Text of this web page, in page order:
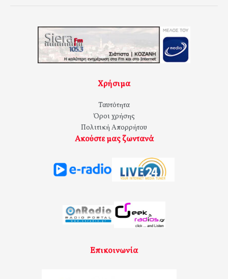
Χρήσιμα
Ταυτότητα
Όροι χρήσης
Πολιτική Απορρήτου
Ακούστε μας ζωντανά
Επικοινωνία